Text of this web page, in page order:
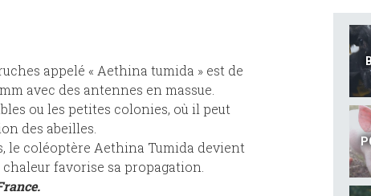
appelé « Aethina tumida » est de
avec des antennes en massue.
ou les petites colonies, où il peut
des abeilles.
le coléoptère Aethina Tumida devient
favorise sa propagation.